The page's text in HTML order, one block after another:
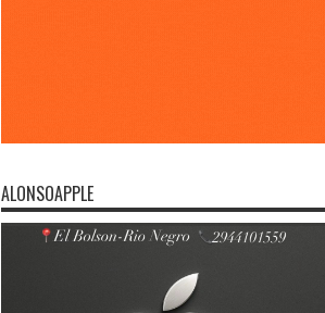
ALONSOAPPLE